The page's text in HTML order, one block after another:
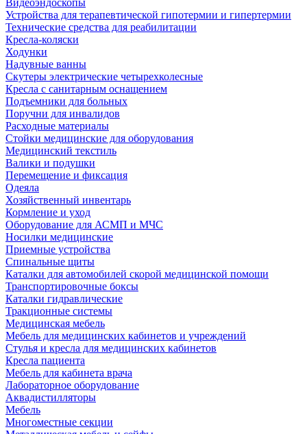
Видеоэндоскопы
Устройства для терапевтической гипотермии и гипертермии
Технические средства для реабилитации
Кресла-коляски
Ходунки
Надувные ванны
Скутеры электрические четырехколесные
Кресла с санитарным оснащением
Подъемники для больных
Поручни для инвалидов
Расходные материалы
Стойки медицинские для оборудования
Медицинский текстиль
Валики и подушки
Перемещение и фиксация
Одеяла
Хозяйственный инвентарь
Кормление и уход
Оборудование для АСМП и МЧС
Носилки медицинские
Приемные устройства
Спинальные щиты
Каталки для автомобилей скорой медицинской помощи
Транспортировочные боксы
Каталки гидравлические
Тракционные системы
Медицинская мебель
Мебель для медицинских кабинетов и учреждений
Стулья и кресла для медицинских кабинетов
Кресла пациента
Мебель для кабинета врача
Лабораторное оборудование
Аквадистилляторы
Мебель
Многоместные секции